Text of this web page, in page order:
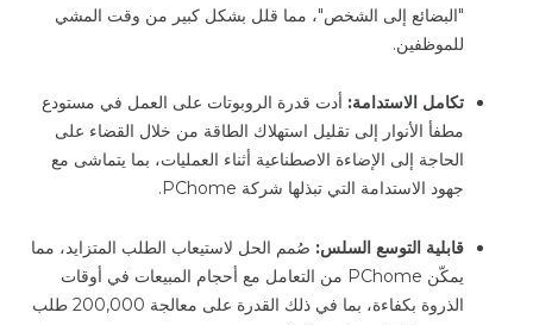
"البضائع إلى الشخص"، مما قلل بشكل كبير من وقت المشي
للموظفين.
تكامل الاستدامة: أدت قدرة الروبوتات على العمل في مستودع
مطفأ الأنوار إلى تقليل استهلاك الطاقة من خلال القضاء على
الحاجة إلى الإضاءة الاصطناعية أثناء العمليات، بما يتماشى مع
جهود الاستدامة التي تبذلها شركة PChome.
قابلية التوسع السلس: صُمم الحل لاستيعاب الطلب المتزايد، مما
يمكّن PChome من التعامل مع أحجام المبيعات في أوقات
الذروة بكفاءة، بما في ذلك القدرة على معالجة 200,000 طلب